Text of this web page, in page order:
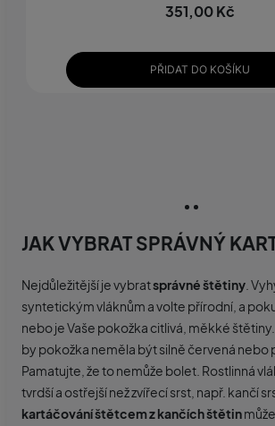
351,00 Kč
PŘIDAT DO KOŠÍKU
JAK VYBRAT SPRÁVNÝ
Nejdůležitější je vybratsprávné štětiny.
syntetickým vláknům a volte přírodní, a
nebo je Vaše pokožka citlivá, měkké
by pokožka neměla být silně červená nebo
Pamatujte, že to nemůže bolet. Rostlinná
tvrdší a ostřejší než zvířecí srst, např. kančí
kartáčování štětcem z kančích štětin